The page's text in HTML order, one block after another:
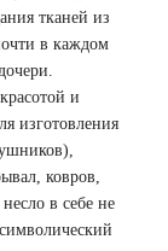
тканей из
в каждом
и
изготовления
ковров,
в себе не